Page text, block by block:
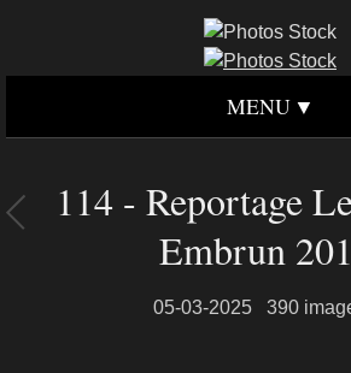
MENU
114 - Reportage
Embrun
05-03-2025 390